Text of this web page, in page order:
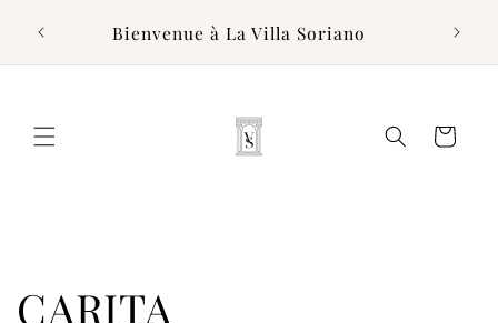
passer
contenu
Bienvenue à La Villa Soriano
Panier
C
CARITA